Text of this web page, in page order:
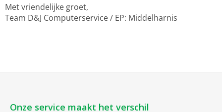
Met vriendelijke groet,
Team D&J Computerservice / EP: Middelharnis
Onze service maakt het verschil